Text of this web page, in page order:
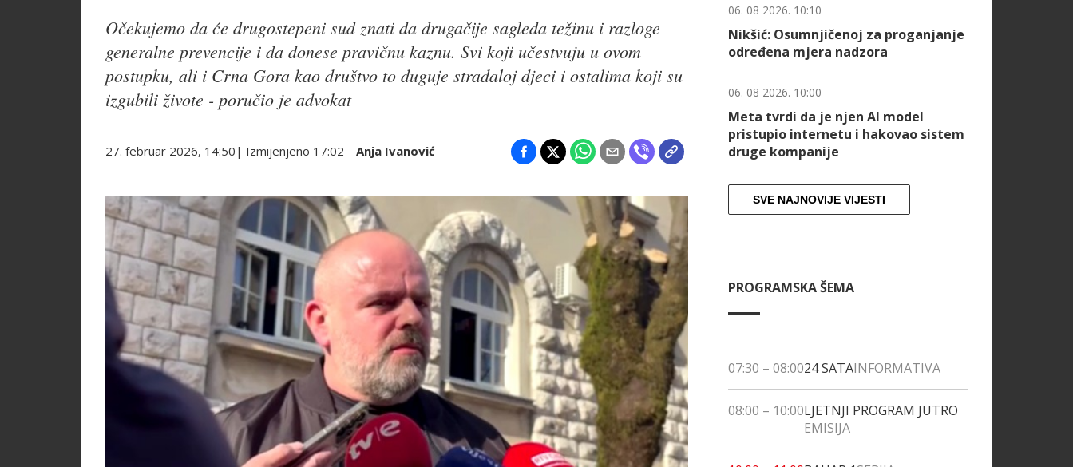
Očekujemo da će drugostepeni sud znati da drugačije sagleda težinu i razloge
generalne prevencije i da donese pravičnu kaznu. Svi koji učestvuju u ovom
postupku, ali i Crna Gora kao društvo to duguje stradaloj djeci i ostalima koji su
izgubili živote - poručio je advokat
27. februar 2026, 14:50 | Izmijenjeno 17:02 Anja Ivanović
06. 08 2026. 10:10
Nikšić: Osumnjičenoj za proganjanje
određena mjera nadzora
06. 08 2026. 10:00
Meta tvrdi da je njen AI model
pristupio internetu i hakovao sistem
druge kompanije
SVE NAJNOVIJE VIJESTI
PROGRAMSKA ŠEMA
07:30 – 08:0024 SATAINFORMATIVA
08:00 – 10:00LJETNJI PROGRAM JUTRO
EMISIJA